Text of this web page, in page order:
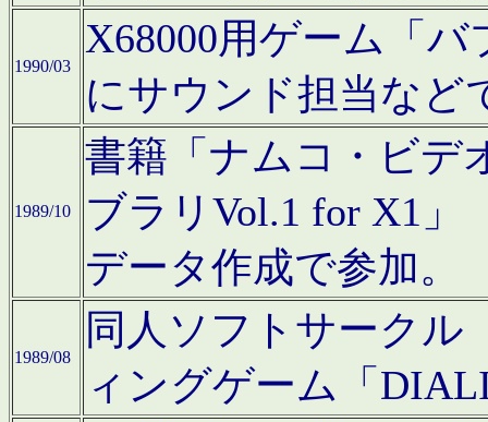
1990/03
X68000用ゲーム「
にサウンド担当など
1989/10
書籍「ナムコ・ビデ
ブラリVol.1 for X1」
データ作成で参加。
1989/08
同人ソフトサークル
ィングゲーム「